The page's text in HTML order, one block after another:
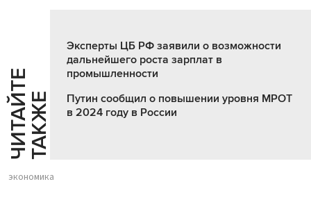
Ч
И
Т
АЙ
Т
Е
Т
А
К
ЖЕ
Эксперты ЦБ РФ заявили о возможности
дальнейшего роста зарплат в
промышленности
Путин сообщил о повышении уровня МРОТ
в 2024 году в России
экономика